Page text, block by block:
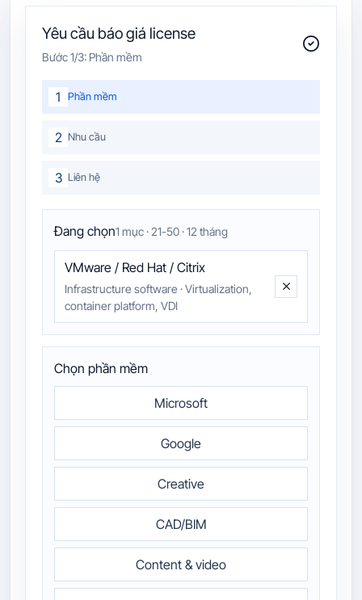
Yêu cầu báo giá license
Bước1/3: Phần mềm
1 Phần mềm
2 Nhu cầu
3 Liên hệ
Đang chọn1 mục · 21-50 · 12 tháng
VMware / Red Hat / Citrix
Infrastructure software ·Virtualization,
container platform, VDI
Chọn phần mềm
Microsoft
Google
Creative
CAD/BIM
Content & video